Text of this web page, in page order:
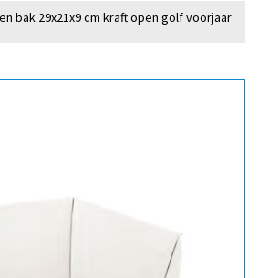
bak 29x21x9 cm kraft open golf voorjaar